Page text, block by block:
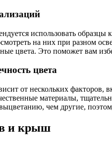
использовать
на них при разном
цвета. Это поможет вам
цвета
от нескольких факторов,
материалы,
чем другие,
и крыш